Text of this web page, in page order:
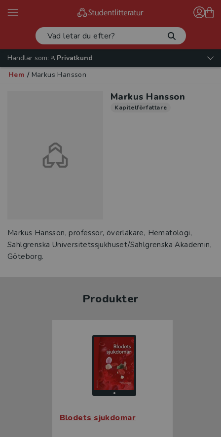
Handlar som:
Privatkund
Hem / Markus Hansson
Markus Hansson
Kapitelförfattare
Markus Hansson, professor, överläkare, Hematologi,
Sahlgrenska Universitetssjukhuset/Sahlgrenska Akademin,
Göteborg.
Produkter
Blodets sjukdomar